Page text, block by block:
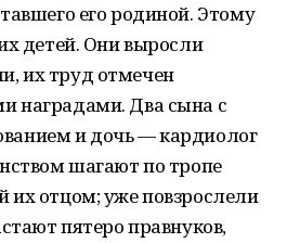
его родиной. Этому
детей. Они выросли
их труд отмечен
наградами. Два сына с
и дочь — кардиолог
шагают по тропе
их отцом; уже повзрослели
пятеро правнуков,